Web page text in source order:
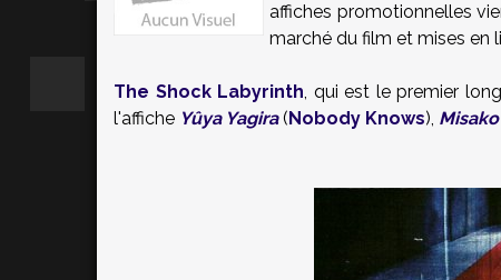
affiches promotionnelles
marché du film et mises en
The Shock Labyrinth, qui est le premier
l'affiche Yûya Yagira(Nobody Knows),